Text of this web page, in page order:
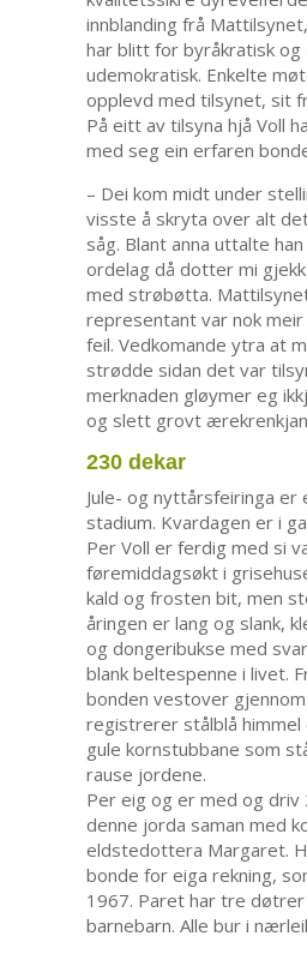
innblanding frå
har blitt for byråkratisk og
udemokratisk. Enkelte
opplevd med tilsynet, sit
På eitt av tilsyna hjå Voll
med seg ein erfaren
– Dei kom midt under
visste å skryta over alt
såg. Blant anna uttalte
ordelag då dotter mi
med strøbøtta.
representant var nok
feil. Vedkomande ytra at
strødde sidan det var
merknaden gløymer eg
og slett grovt
230 dekar
Jule- og nyttårsfeiringa er
stadium. Kvardagen er i
Per Voll er ferdig med si
føremiddagsøkt i
kald og frosten bit, men
åringen er lang og slank,
og dongeribukse med
blank beltespenne i livet.
bonden vestover
registrerer stålblå himmel
gule kornstubbane som
rause jordene.
Per eig og er med og driv
denne jorda saman med
eldstedottera Margaret.
bonde for eiga rekning,
1967. Paret har tre
barnebarn. Alle bur i